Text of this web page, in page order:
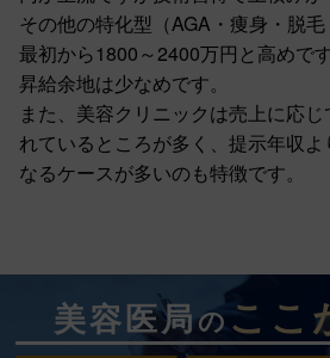
その他の特化型（AGA・痩身・脱
最初から1800～2400万円と高めで
昇給余地は少なめです。
また、美容クリニックは売上に応
れているところが多く、提示年収
なるケースが多いのも特徴です。
美容医局の ここ